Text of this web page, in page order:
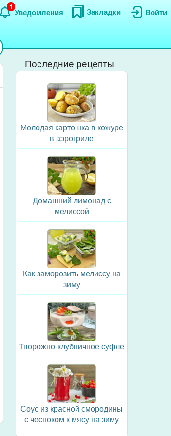
Войти
Закладки
Уведомления
1
Последние рецепты
Молодая картошка в кожуре
в аэрогриле
Домашний лимонад с
мелиссой
Как заморозить мелиссу на
зиму
Творожно-клубничное суфле
Соус из красной смородины
с чесноком к мясу на зиму